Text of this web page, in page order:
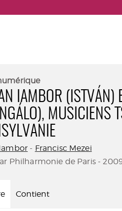
IAMBOR (ISTVÁN)
MUSICIENS
- Francisc Mezei
Philharmonie de Paris -
Contient